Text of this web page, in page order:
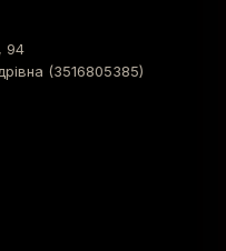
94
(3516805385)